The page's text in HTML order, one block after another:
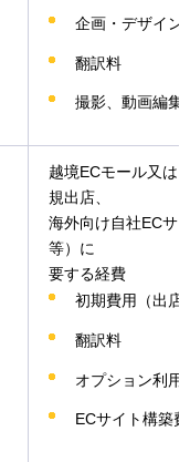
企画・デザイン
翻訳料
撮影、動画編集
越境ECモール又は
規出店、
海外向け自社ECサ
等）に
要する経費
初期費用（出店
翻訳料
オプション利用
ECサイト構築